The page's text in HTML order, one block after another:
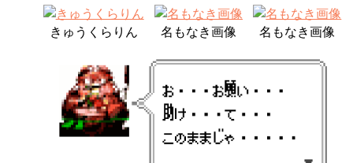
きゅうくらりん 名もなき画像 名もなき画像